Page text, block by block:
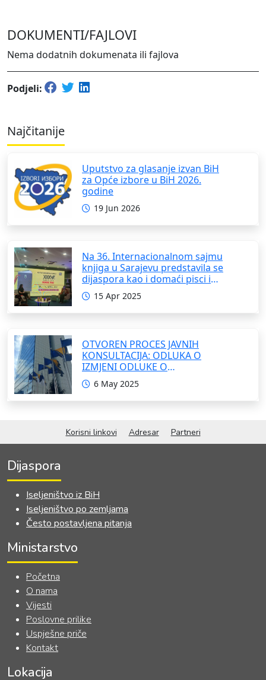
DOKUMENTI/FAJLOVI
Nema dodatnih dokumenata ili fajlova
Podjeli:
Najčitanije
Uputstvo za glasanje izvan BiH
za Opće izbore u BiH 2026.
godine
19 Jun 2026
Na 36. Internacionalnom sajmu
knjiga u Sarajevu predstavila se
dijaspora kao i domaći pisci i
umjetnici
15 Apr 2025
OTVOREN PROCES JAVNIH
KONSULTACIJA: ODLUKA O
IZMJENI ODLUKE O
FORMIRANJU INTERRESORNE
RADNE GRUPE ZA IZRADU
OKVIRNOG ZAKONA O
HERCEGOVINE
6 May 2025
Korisni linkovi Adresar Partneri
Dijaspora
Iseljeništvo iz BiH
Iseljeništvo po zemljama
Često postavljena pitanja
Ministarstvo
Početna
O nama
Vijesti
Poslovne prilike
Uspješne priče
Kontakt
Lokacija